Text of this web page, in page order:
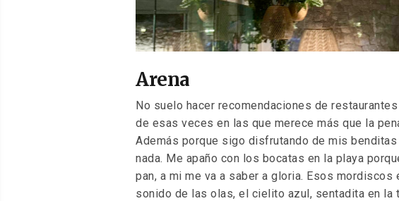
Arena
No suelo hacer recomendaciones de
de esas veces en las que merece más que la
Además porque sigo disfrutando de mis
nada. Me apaño con los bocatas en la playa
pan, a mi me va a saber a gloria. Esos mordiscos
sonido de las olas, el cielito azul, sentadita en la